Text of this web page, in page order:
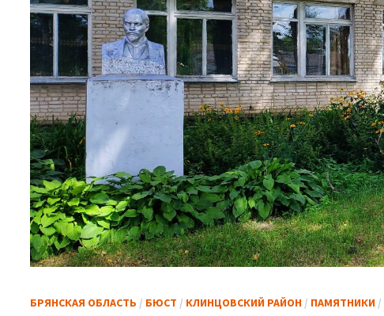
БРЯНСКАЯ ОБЛАСТЬ / БЮСТ / КЛИНЦОВСКИЙ РАЙОН / ПАМЯТНИКИ /